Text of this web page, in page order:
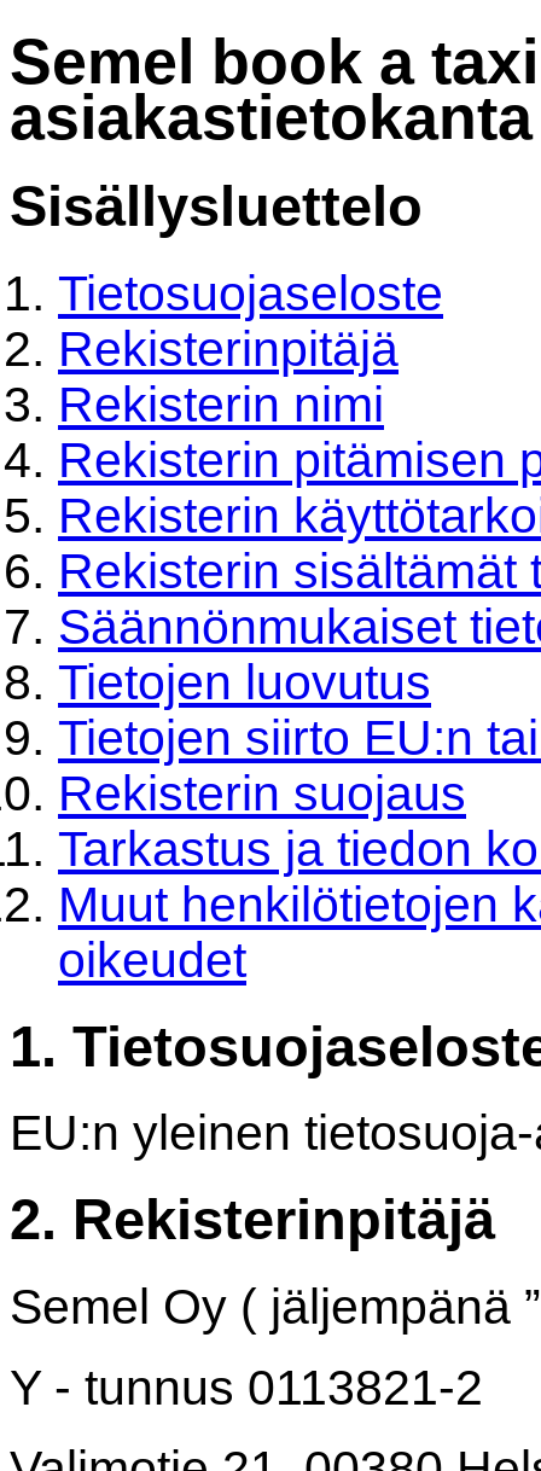
Semel book a
asiakastietokanta
Sisällysluettelo
Tietosuojaseloste
Rekisterinpitäjä
Rekisterin nimi
Rekisterin pitämisen
Rekisterin
Rekisterin sisältämät
Säännönmukaiset
Tietojen luovutus
Tietojen siirto EU:n
Rekisterin suojaus
Tarkastus ja tiedon
Muut henkilötietojen
oikeudet
1.
EU:n yleinen
2. Rekisterinpitäjä
Semel Oy ( jäljempänä
Y - tunnus 0113821-2